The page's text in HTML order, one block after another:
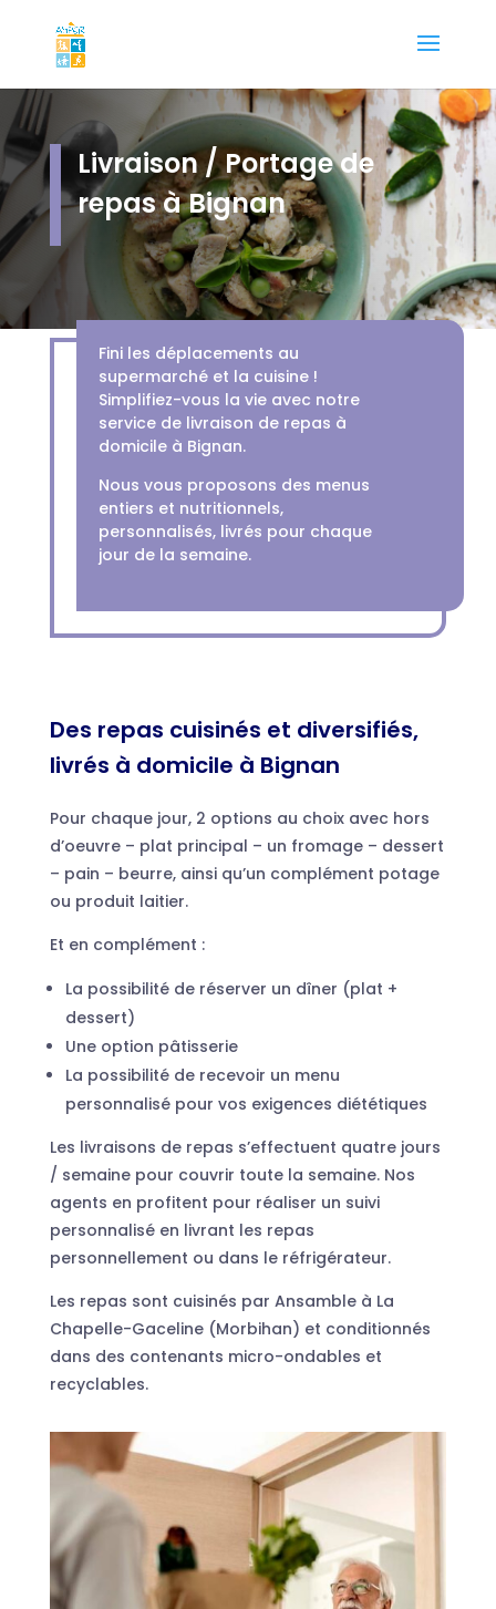
Livraison / Portage de
repas à Bignan
Fini les déplacements au
supermarché et la cuisine !
Simplifiez-vous la vie avec notre
service de livraison de repas à
domicile à Bignan.
Nous vous proposons des menus
entiers et nutritionnels,
personnalisés, livrés pour chaque
jour de la semaine.
Des repas cuisinés et diversifiés,
livrés à domicile à Bignan
Pour chaque jour, 2 options au choix avec hors
d’oeuvre – plat principal – un fromage – dessert
– pain – beurre, ainsi qu’un complément potage
ou produit laitier.
Et en complément :
La possibilité de réserver un dîner (plat +
dessert)
Une option pâtisserie
La possibilité de recevoir un menu
personnalisé pour vos exigences diététiques
Les livraisons de repas s’effectuent quatre jours
/ semaine pour couvrir toute la semaine. Nos
agents en profitent pour réaliser un suivi
personnalisé en livrant les repas
personnellement ou dans le réfrigérateur.
Les repas sont cuisinés par Ansamble à La
Chapelle-Gaceline (Morbihan) et conditionnés
dans des contenants micro-ondables et
recyclables.